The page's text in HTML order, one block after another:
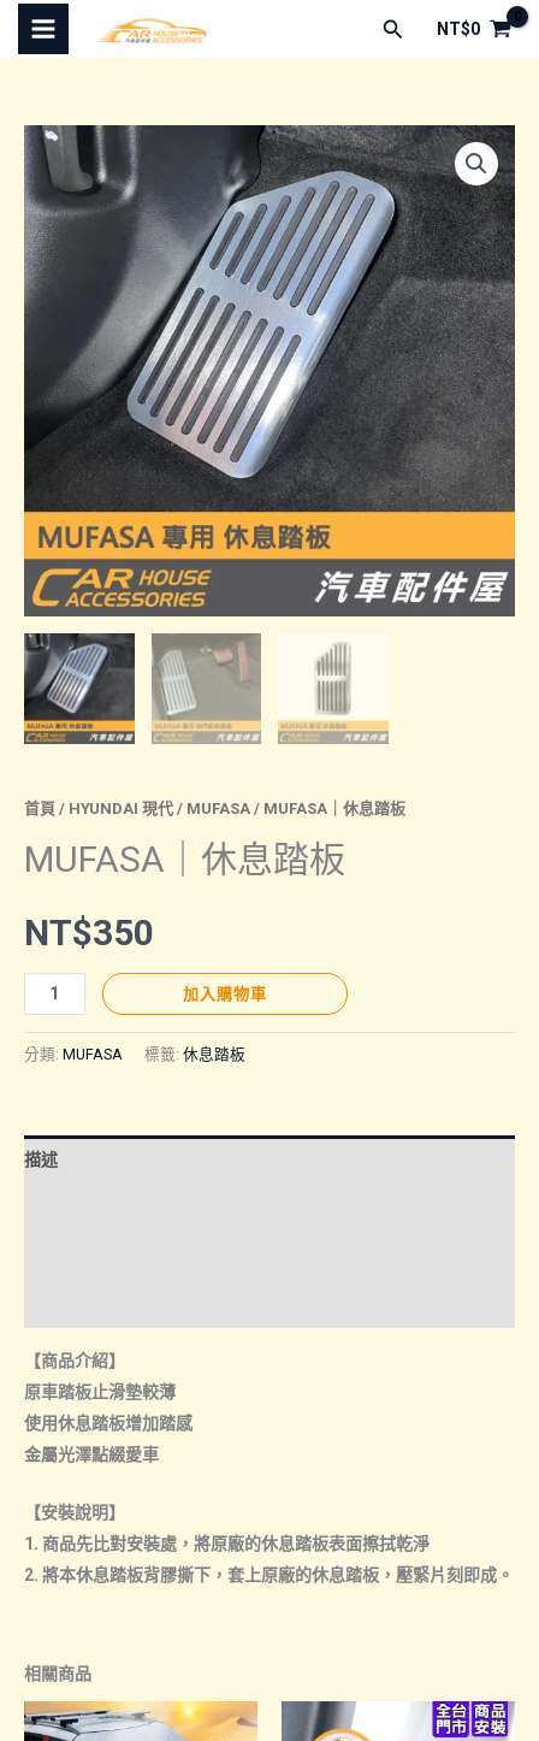
搜
尋
NT$0
首頁 / HYUNDAI 現代 / MUFASA / MUFASA｜休息踏板
MUFASA｜休息踏板
NT$350
MUFASA
｜
休
板
數
加入購物車
分類: MUFASA 標籤: 休息踏板
描述
【商品介紹】
原車踏板止滑墊較薄
使用休息踏板增加踏感
金屬光澤點綴愛車
【安裝說明】
1. 商品先比對安裝處，將原廠的休息踏板表面擦拭乾淨
2. 將本休息踏板背膠撕下，套上原廠的休息踏板，壓緊片刻即成。
相關商品